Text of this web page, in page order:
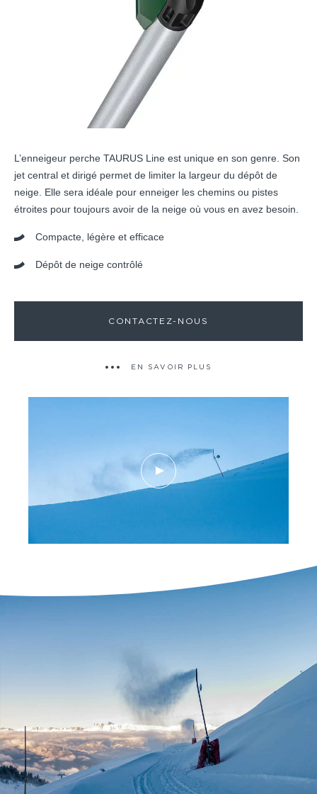
L’enneigeur perche TAURUS Line est unique en son genre. Son
jet central et dirigé permet de limiter la largeur du dépôt de
neige. Elle sera idéale pour enneiger les chemins ou pistes
étroites pour toujours avoir de la neige où vous en avez besoin.
Compacte, légère et efficace
Dépôt de neige contrôlé
CONTACTEZ-NOUS
EN SAVOIR PLUS